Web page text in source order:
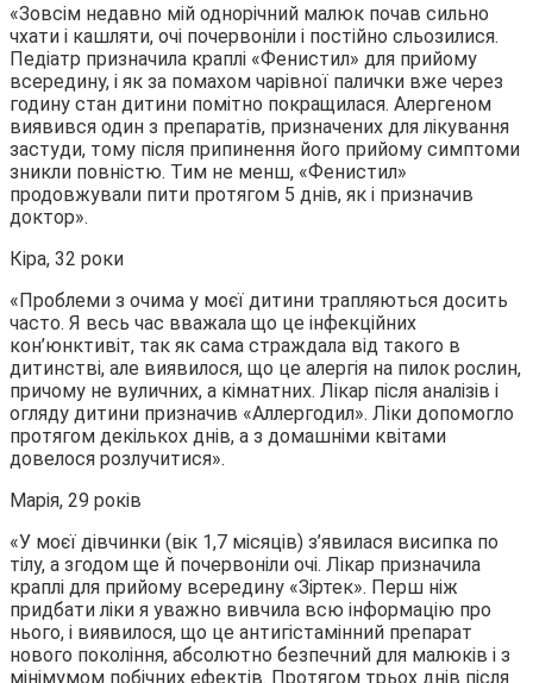
«Зовсім недавно мій однорічний малюк почав сильно
чхати і кашляти, очі почервоніли і постійно сльозилися.
Педіатр призначила краплі «Фенистил» для прийому
всередину, і як за помахом чарівної палички вже через
годину стан дитини помітно покращилася. Алергеном
виявився один з препаратів, призначених для лікування
застуди, тому після припинення його прийому симптоми
зникли повністю. Тим не менш, «Фенистил»
продовжували пити протягом 5 днів, як і призначив
доктор».
Кіра, 32 роки
«Проблеми з очима у моєї дитини трапляються досить
часто. Я весь час вважала що це інфекційних
кон’юнктивіт, так як сама страждала від такого в
дитинстві, але виявилося, що це алергія на пилок рослин,
причому не вуличних, а кімнатних. Лікар після аналізів і
огляду дитини призначив «Аллергодил». Ліки допомогло
протягом декількох днів, а з домашніми квітами
довелося розлучитися».
Марія, 29 років
«У моєї дівчинки (вік 1,7 місяців) з’явилася висипка по
тілу, а згодом ще й почервоніли очі. Лікар призначила
краплі для прийому всередину «Зіртек». Перш ніж
придбати ліки я уважно вивчила всю інформацію про
нього, і виявилося, що це антигістамінний препарат
нового покоління, абсолютно безпечний для малюків і з
мінімумом побічних ефектів. Протягом трьох днів після